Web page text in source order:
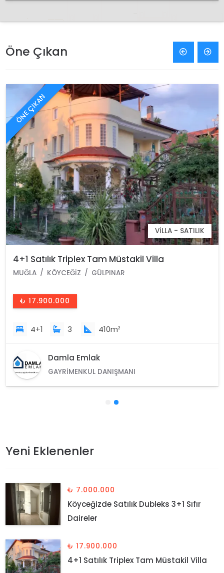
Öne Çıkan
ÖNE ÇIKAN
VILLA - SATILIK
4+1 Satılık Triplex Tam Müstakil Villa
MUĞLA KÖYCEĞIZ GÜLPINAR
₺ 17.900.000
4+1 3 410m²
Damla Emlak
GAYRIMENKUL DANIŞMANI
Yeni Eklenenler
₺ 7.000.000
Köyceğizde Satılık Dubleks 3+1 Sıfır
Daireler
₺ 17.900.000
4+1 Satılık Triplex Tam Müstakil Villa